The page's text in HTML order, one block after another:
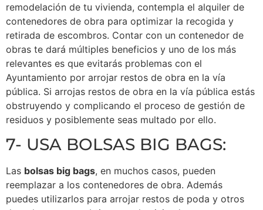
remodelación de tu vivienda, contempla el alquiler de
contenedores de obra para optimizar la recogida y
retirada de escombros. Contar con un contenedor de
obras te dará múltiples beneficios y uno de los más
relevantes es que evitarás problemas con el
Ayuntamiento por arrojar restos de obra en la vía
pública. Si arrojas restos de obra en la vía pública estás
obstruyendo y complicando el proceso de gestión de
residuos y posiblemente seas multado por ello.
7- USA BOLSAS BIG BAGS:
Las bolsas big bags, en muchos casos, pueden
reemplazar a los contenedores de obra. Además
puedes utilizarlos para arrojar restos de poda y otros